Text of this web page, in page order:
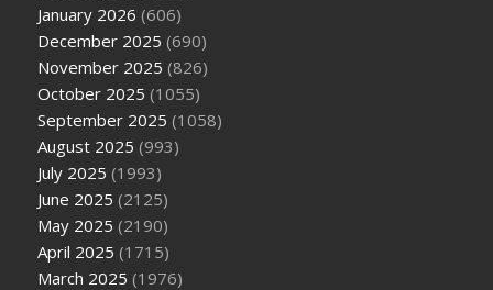
January 2026 (606)
December 2025 (690)
November 2025 (826)
October 2025 (1055)
September 2025 (1058)
August 2025 (993)
July 2025 (1993)
June 2025 (2125)
May 2025 (2190)
April 2025 (1715)
March 2025 (1976)